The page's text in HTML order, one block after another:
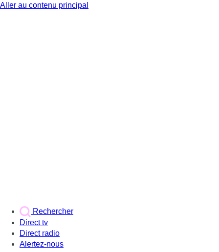
Aller au contenu principal
Rechercher
Direct tv
Direct radio
Alertez-nous